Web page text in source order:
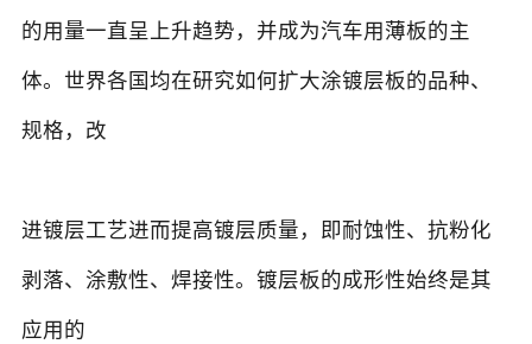
的用量一直呈上升趋势，并成为汽车用薄板的主
体。世界各国均在研究如何扩大涂镀层板的品种、
规格，改
进镀层工艺进而提高镀层质量，即耐蚀性、抗粉化
剥落、涂敷性、焊接性。镀层板的成形性始终是其
应用的